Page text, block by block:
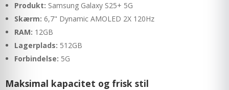
Produkt: Samsung Galaxy S25+ 5G
Skærm: 6,7" Dynamic AMOLED 2X 120Hz
RAM: 12GB
Lagerplads: 512GB
Forbindelse: 5G
Maksimal kapacitet og frisk stil